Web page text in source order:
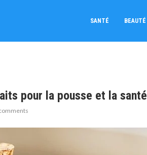
SANTÉ BEAUTÉ
pour la pousse et la santé